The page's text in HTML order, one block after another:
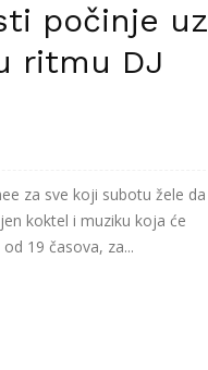
počinje uz
ritmu DJ
za sve koji subotu žele da
koktel i muziku koja će
19 časova, za...